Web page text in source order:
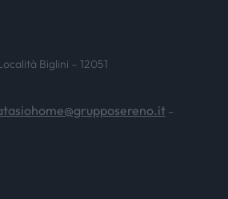
Biglini – 12051
–